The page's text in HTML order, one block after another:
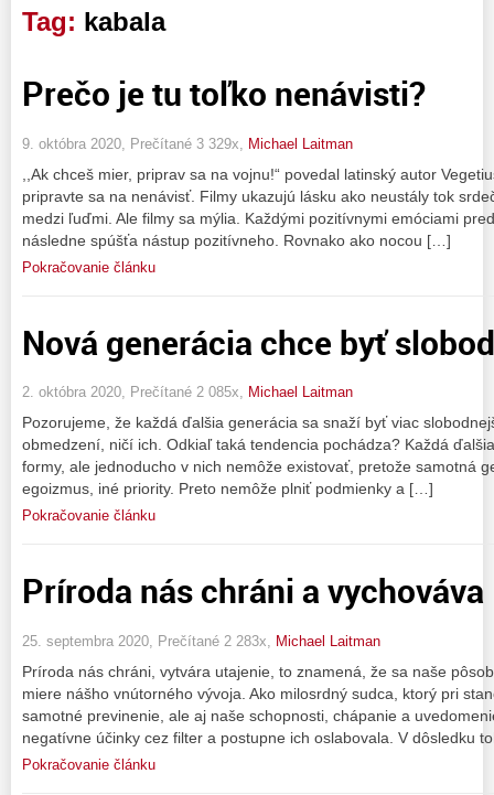
Tag: kabala
Prečo je tu toľko nenávisti?
9. októbra 2020, Prečítané 3 329x, Michael Laitman
,,Ak chceš mier, priprav sa na vojnu!“ povedal latinský autor
pripravte sa na nenávisť. Filmy ukazujú lásku ako neustály tok
medzi ľuďmi. Ale filmy sa mýlia. Každými pozitívnymi emóciami
následne spúšťa nástup pozitívneho. Rovnako ako nocou […]
Pokračovanie článku
Nová generácia chce byť
2. októbra 2020, Prečítané 2 085x, Michael Laitman
Pozorujeme, že každá ďalšia generácia sa snaží byť viac
obmedzení, ničí ich. Odkiaľ taká tendencia pochádza? Každá
formy, ale jednoducho v nich nemôže existovať, pretože samotná
egoizmus, iné priority. Preto nemôže plniť podmienky a […]
Pokračovanie článku
Príroda nás chráni a vychováva
25. septembra 2020, Prečítané 2 283x, Michael Laitman
Príroda nás chráni, vytvára utajenie, to znamená, že sa naše
miere nášho vnútorného vývoja. Ako milosrdný sudca, ktorý pri
samotné previnenie, ale aj naše schopnosti, chápanie a
negatívne účinky cez filter a postupne ich oslabovala. V dôsledku
Pokračovanie článku